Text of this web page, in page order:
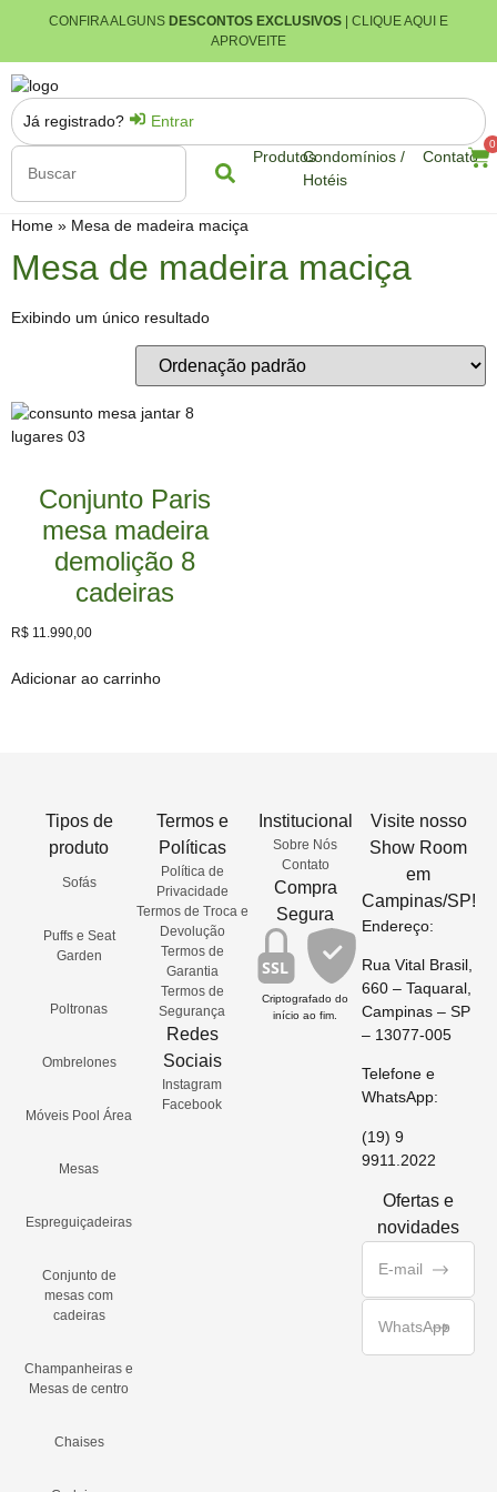
CONFIRA ALGUNS DESCONTOS EXCLUSIVOS | CLIQUE AQUI E
APROVEITE
ProdutosCondomínios /
Hotéis
Contato
0
Já registrado? Entrar
Home » Mesa de madeira maciça
Mesa de madeira maciça
Exibindo um único resultado
Conjunto Paris
mesa madeira
demolição 8
cadeiras
R$ 11.990,00
Adicionar ao carrinho
Tipos de
produto
Sofás
Puffs e Seat
Garden
Poltronas
Ombrelones
Móveis Pool Área
Mesas
Espreguiçadeiras
Conjunto de
mesas com
cadeiras
Champanheiras e
Mesas de centro
Chaises
Termos e
Políticas
Política de
Privacidade
Termos de Troca e
Devolução
Termos de
Garantia
Termos de
Segurança
Redes
Sociais
Instagram
Facebook
Institucional
Sobre Nós
Contato
Compra
Segura
SSL
Criptografado do
início ao fim.
Visite nosso
Show Room
em
Campinas/SP!
Endereço:
Rua Vital Brasil,
660 – Taquaral,
Campinas – SP
– 13077-005
Telefone e
WhatsApp:
(19) 9
9911.2022
Ofertas e
novidades